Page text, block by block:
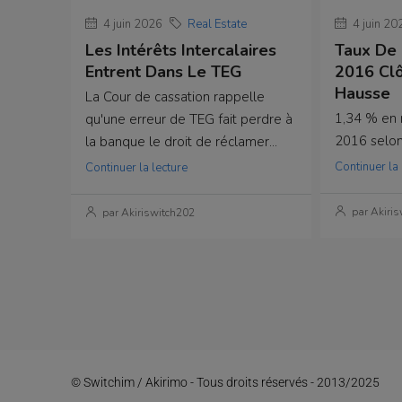
4 juin 2026 Real Estate
Les Intérêts Intercalaires
Entrent Dans Le TEG
La Cour de cassation rappelle
qu'une erreur de TEG fait perdre à
la banque le droit de réclamer...
Continuer la lecture
par Akiriswitch202
4 juin
Taux
2016
Hausse
1,34 % en
2016
Continuer la
par
© Switchim / Akirimo - Tous droits réservés - 2013/2025